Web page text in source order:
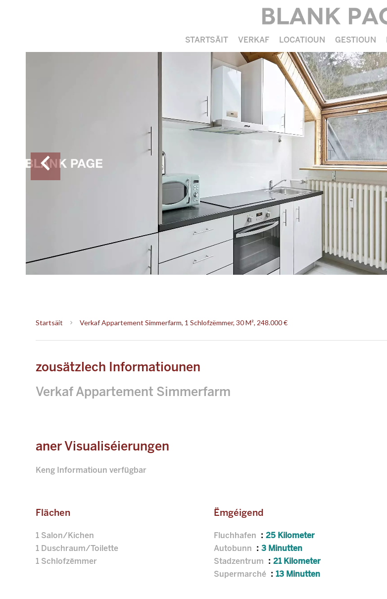
STARTSÄIT VERKAF LOCATIOUN GESTIOUN
Startsäit Verkaf Appartement Simmerfarm, 1 Schlofzëmmer, 30 M², 248.000 €
zousätzlech Informatiounen
Verkaf Appartement Simmerfarm
aner Visualiséierungen
Keng Informatioun verfügbar
Flächen
1 Salon/Kichen
1 Duschraum/Toilette
1 Schlofzëmmer
Ëmgéigend
Fluchhafen
25 Kilometer
Autobunn
3 Minutten
Stadzentrum
21 Kilometer
Supermarché
13 Minutten